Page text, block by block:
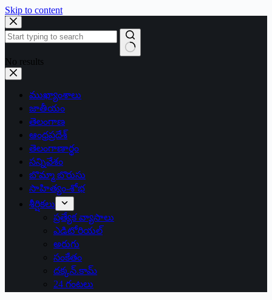
Skip to content
No results
ముఖ్యాంశాలు
జాతీయం
తెలంగాణ
ఆంధ్రప్రదేశ్
తెలంగాణార్థం
సన్నివేశం
బొమ్మా బొరుసు
సాహిత్యం-శోభ
శీర్షికలు
ప్రత్యేక వ్యాసాలు
ఎడిటోరియల్
అరుగు
సంకేతం
దక్కన్.కామ్
24 గంటలు